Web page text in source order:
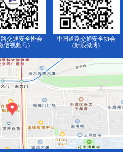
交通安全协会
信视频号)
中国道路交通安全协会
(新浪微博)